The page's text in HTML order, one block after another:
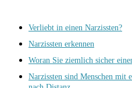
Verliebt in einen Narzissten?
Narzissten erkennen
Woran Sie ziemlich sicher
Narzissten sind Menschen mit